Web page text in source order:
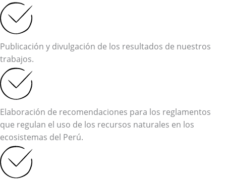
Publicación y divulgación de los resultados de nuestros
trabajos.
Elaboración de recomendaciones para los reglamentos
que regulan el uso de los recursos naturales en los
ecosistemas del Perú.